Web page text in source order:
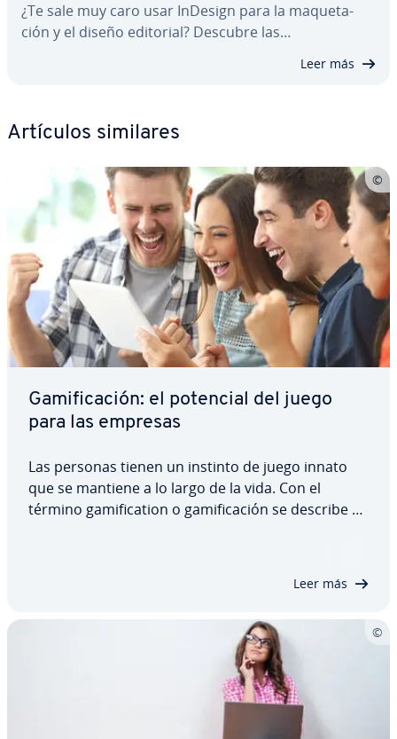
¿Te sale muy caro usar InDesign para la ma­que­ta­
ción y el diseño editorial? Descubre las…
Leer más
Artículos similares
Ga­mi­fi­ca­ción: el potencial del juego
para las empresas
Las personas tienen un instinto de juego innato
que se mantiene a lo largo de la vida. Con el
término ga­mi­fi­ca­tion o ga­mi­fi­ca­ción se describe el
Leer más